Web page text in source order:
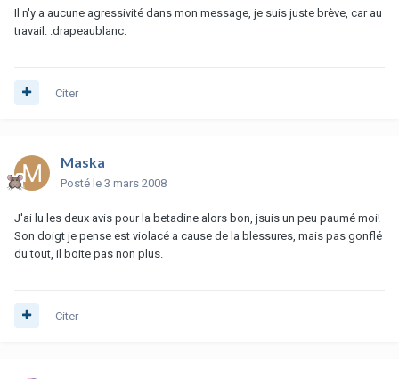
Il n'y a aucune agressivité dans mon message, je suis juste brève, car au
travail. :drapeaublanc:
Citer
Maska
Posté le 3 mars 2008
J'ai lu les deux avis pour la betadine alors bon, jsuis un peu paumé moi!
Son doigt je pense est violacé a cause de la blessures, mais pas gonflé
du tout, il boite pas non plus.
Citer